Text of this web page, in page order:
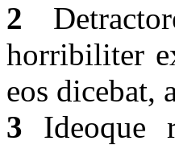
2
horribiliter
eos dicebat,
3 Ideoque